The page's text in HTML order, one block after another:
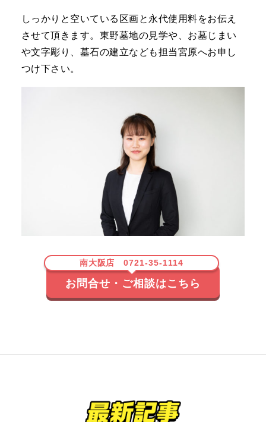
しっかりと空いている区画と永代使用料をお伝え
させて頂きます。東野墓地の見学や、お墓じまい
や文字彫り、墓石の建立なども担当宮原へお申し
つけ下さい。
南大阪店 0721-35-1114
お問合せ・ご相談はこちら